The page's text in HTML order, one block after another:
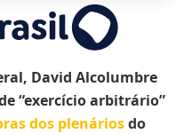
David Alcolumbre
“exercício arbitrário”
dos plenáriosdo